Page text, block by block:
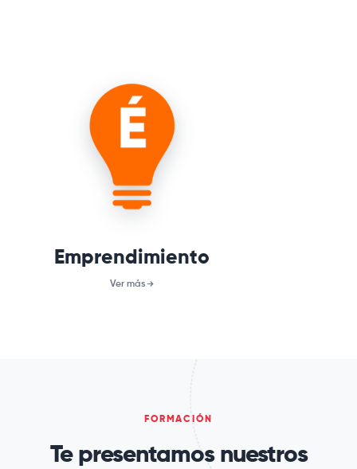
Emprendimiento
Ver más
Canal para aplicar a asesorías y
acceso a microcrédito para
comenzar o fortalecer tu
emprendimiento.
FORMACIÓN
Te presentamos nuestros